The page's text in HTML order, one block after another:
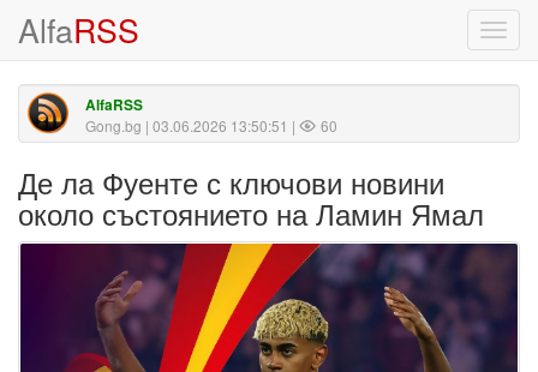
AlfaRSS
AlfaRSS
Gong.bg | 03.06.2026 13:50:51 | 60
Де ла Фуенте с ключови новини
около състоянието на Ламин Ямал